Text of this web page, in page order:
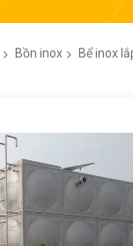
Bồn inox Bể inox